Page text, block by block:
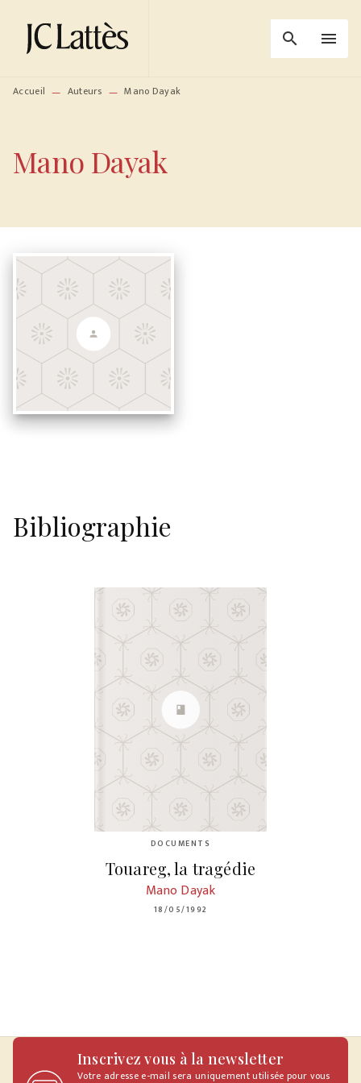
MENU RECHERCHE
PIED DE PAGE
search menu
Accueil — Auteurs — Mano Dayak
Mano Dayak
Bibliographie
DOCUMENTS
Touareg, la tragédie
Mano Dayak
18/05/1992
Inscrivez vous à la newsletter
Votre adresse e-mail sera uniquement utilisée pour vous